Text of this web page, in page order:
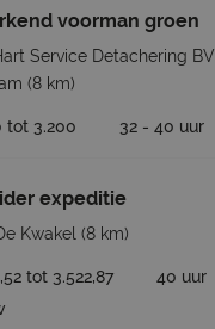
voorman groen
Service Detachering BV
(8 km)
tot 3.200 32 - 40 uur
expeditie
Kwakel (8 km)
tot 3.522,87 40 uur